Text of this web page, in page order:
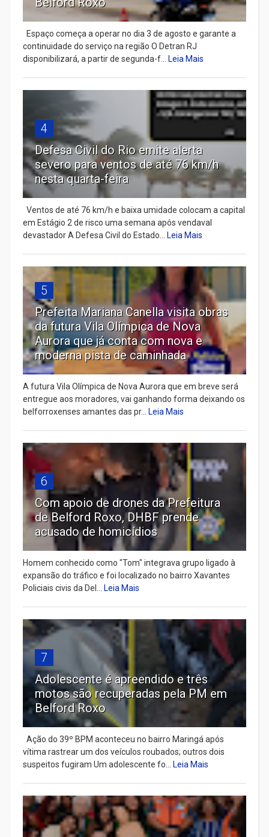
Espaço começa a operar no dia 3 de agosto e garante a
continuidade do serviço na região O Detran RJ
disponibilizará, a partir de segunda-f... Leia Mais
4
Defesa Civil do Rio emite alerta
severo para ventos de até 76 km/h
nesta quarta-feira
Ventos de até 76 km/h e baixa umidade colocam a capital
em Estágio 2 de risco uma semana após vendaval
devastador A Defesa Civil do Estado... Leia Mais
5
Prefeita Mariana Canella visita obras
da futura Vila Olímpica de Nova
Aurora que já conta com nova e
moderna pista de caminhada
A futura Vila Olímpica de Nova Aurora que em breve será
entregue aos moradores, vai ganhando forma deixando os
belforroxenses amantes das pr... Leia Mais
6
Com apoio de drones da Prefeitura
de Belford Roxo, DHBF prende
acusado de homicídios
Homem conhecido como "Tom" integrava grupo ligado à
expansão do tráfico e foi localizado no bairro Xavantes
Policiais civis da Del... Leia Mais
7
Adolescente é apreendido e três
motos são recuperadas pela PM em
Belford Roxo
Ação do 39º BPM aconteceu no bairro Maringá após
vítima rastrear um dos veículos roubados; outros dois
suspeitos fugiram Um adolescente fo... Leia Mais